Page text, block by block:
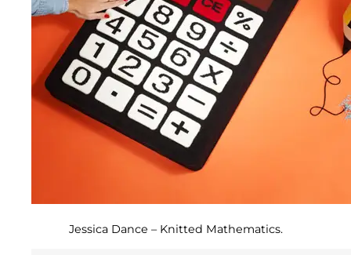
Jessica Dance – Knitted Mathematics.